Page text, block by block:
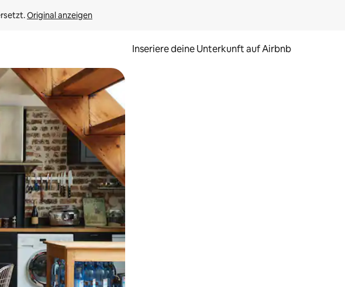
Original anzeigen
Inseriere deine Unterkunft auf Airbnb
Ergebnisse durch Berühren oder Wischgesten.